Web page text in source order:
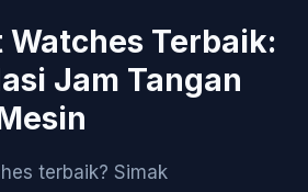
Terbaik:
Jam Tangan
terbaik? Simak